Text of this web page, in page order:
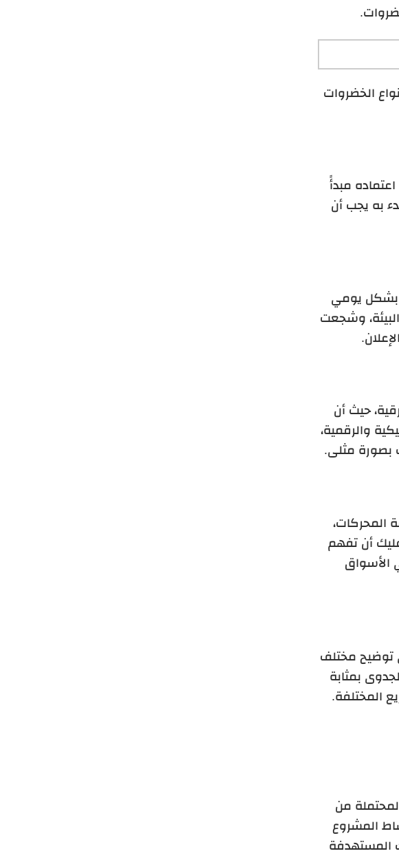
الخضروات
مبدأً
به يجب أن
بشكل يومي
وشجعت
حيث أن
والرقمية،
بصورة مثلى.
المحركات،
أن تفهم
الأسواق
توضيح مختلف
بمثابة
المختلفة.
من
المشروع
المستهدفة